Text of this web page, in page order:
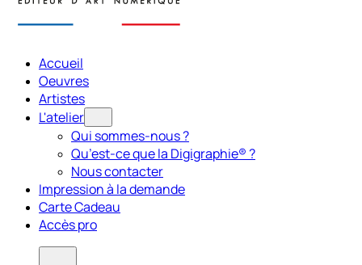
Accueil
Oeuvres
Artistes
L'atelier
Qui sommes-nous ?
Qu’est-ce que la Digigraphie® ?
Nous contacter
Impression à la demande
Carte Cadeau
Accès pro